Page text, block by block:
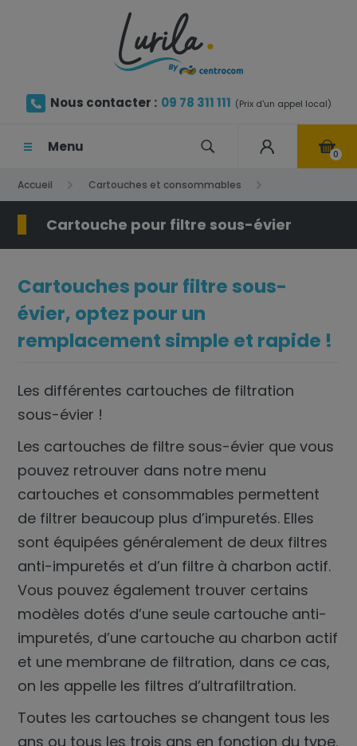
Nous contacter : 09 78 311 111 (Prix d'un appel local)
Menu 0
Accueil Cartouches et consommables
Cartouche pour filtre sous-évier
Cartouche pour filtre sous-évier
Cartouches pour filtre sous-
évier, optez pour un
remplacement simple et rapide !
Les différentes cartouches de filtration
sous-évier !
Les cartouches de filtre sous-évier que vous
pouvez retrouver dans notre menu
cartouches et consommables permettent
de filtrer beaucoup plus d’impuretés. Elles
sont équipées généralement de deux filtres
anti-impuretés et d’un filtre à charbon actif.
Vous pouvez également trouver certains
modèles dotés d’une seule cartouche anti-
impuretés, d’une cartouche au charbon actif
et une membrane de filtration, dans ce cas,
on les appelle les filtres d’ultrafiltration.
Toutes les cartouches se changent tous les
ans ou tous les trois ans en fonction du type.